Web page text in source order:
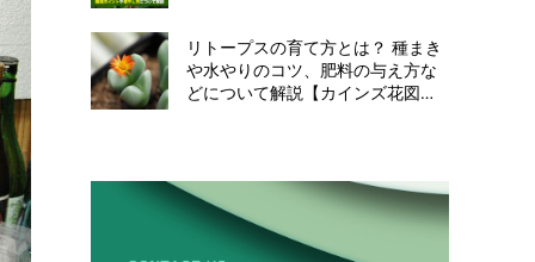
リトープスの育て方とは？ 種まき
や水やりのコツ、肥料の与え方な
どについて解説【カインズ花図